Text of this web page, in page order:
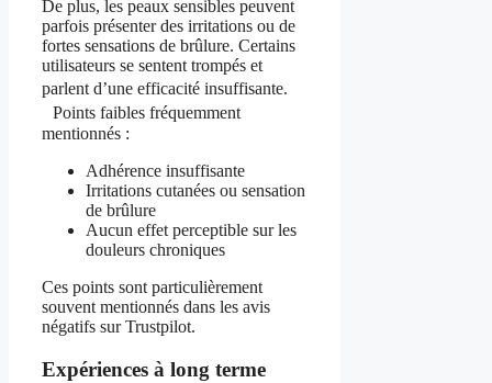
De plus, les peaux sensibles peuvent
parfois présenter des irritations ou de
fortes sensations de brûlure. Certains
utilisateurs se sentent trompés et
parlent d’une efficacité insuffisante.
Points faibles fréquemment
mentionnés :
Adhérence insuffisante
Irritations cutanées ou sensation
de brûlure
Aucun effet perceptible sur les
douleurs chroniques
Ces points sont particulièrement
souvent mentionnés dans les avis
négatifs sur Trustpilot.
Expériences à long terme